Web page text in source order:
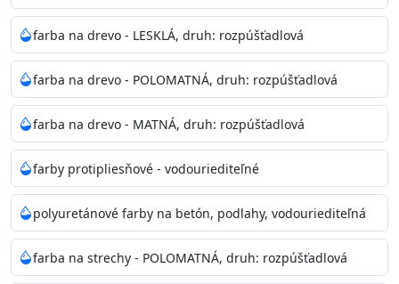
Informácie k aplikácií
Pred použitím farbu narieďte do 10% vodou podľa
spôsobu aplikácie. Dobre premiešajte a občas opakujte
aj počas náteru. Naneste jednu
vrstvu štetcom, valčekom alebo striekacou pištoľou
farba zasychá na dotyk po 30-60min./23°C po
dokonalom preschnutí minimálne 3-
4hod/23°C je možné aplikovať ďalšiu vrstvu náteru.
Doba schnutia je závislá na poveternostných
podmienkach s vyššou vlhkosťou a nižšou
teplotou sa doba schnutia predlžuje.
farba na drevo - LESKLÁ, druh: rozpúšťadlová
farba na drevo - POLOMATNÁ, druh: rozpúšťadlová
farba na drevo - MATNÁ, druh: rozpúšťadlová
farby protipliesňové - vodouriediteľné
polyuretánové farby na betón, podlahy, vodouriediteľná
farba na strechy - POLOMATNÁ, druh: rozpúšťadlová